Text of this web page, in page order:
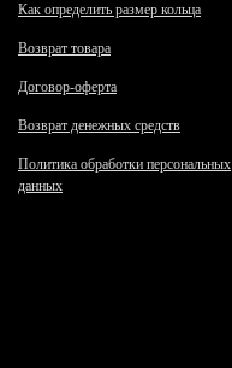
Как определить размер кольца
Возврат товара
Договор-оферта
Возврат денежных средств
Политика обработки персональных
данных